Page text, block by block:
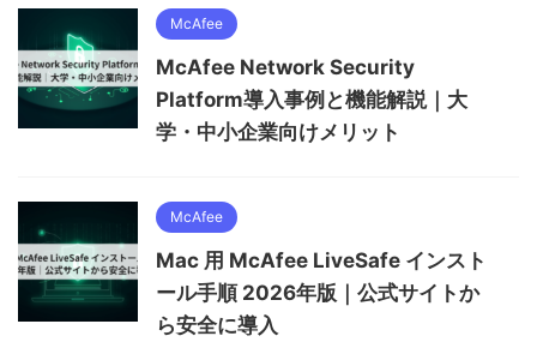
McAfee
McAfee Network Security
Platform導入事例と機能解説｜大
学・中小企業向けメリット
McAfee
Mac 用 McAfee LiveSafe インスト
ール手順 2026年版｜公式サイトか
ら安全に導入